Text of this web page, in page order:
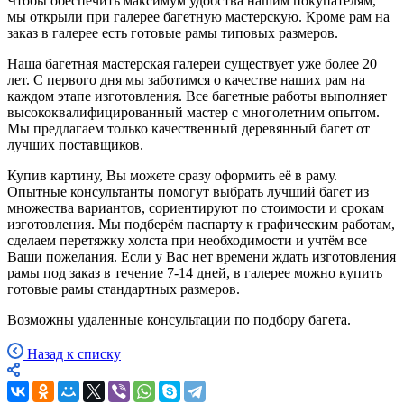
мы открыли при галерее багетную мастерскую. Кроме рам на
заказ в галерее есть готовые рамы типовых размеров.
Наша багетная мастерская галереи существует уже более 20
лет. С первого дня мы заботимся о качестве наших рам на
каждом этапе изготовления. Все багетные работы выполняет
высококвалифицированный мастер с многолетним опытом.
Мы предлагаем только качественный деревянный багет от
лучших поставщиков.
Купив картину, Вы можете сразу оформить её в раму.
Опытные консультанты помогут выбрать лучший багет из
множества вариантов, сориентируют по стоимости и срокам
изготовления. Мы подберём паспарту к графическим работам,
сделаем перетяжку холста при необходимости и учтём все
Ваши пожелания. Если у Вас нет времени ждать изготовления
рамы под заказ в течение 7-14 дней, в галерее можно купить
готовые рамы стандартных размеров.
Возможны удаленные консультации по подбору багета.
Назад к списку